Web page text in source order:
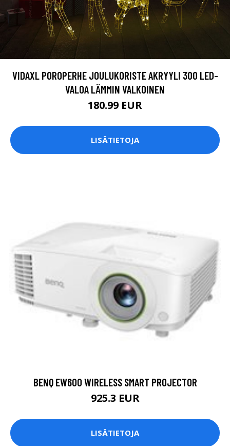
VIDAXL POROPERHE JOULUKORISTE AKRYYLI 300 LED-
VALOA LÄMMIN VALKOINEN
180.99 EUR
LISÄTIETOJA
BENQ EW600 WIRELESS SMART PROJECTOR
925.3 EUR
LISÄTIETOJA